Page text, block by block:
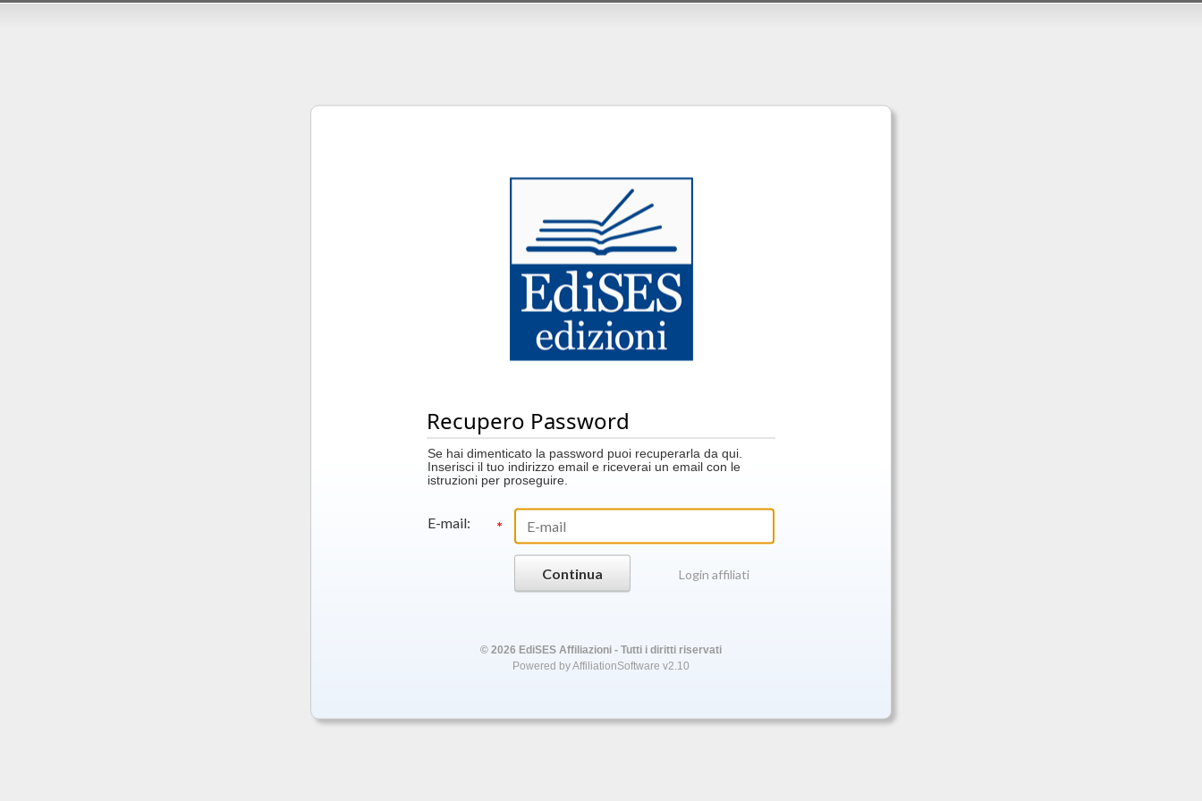
Recupero Password
Se hai dimenticato la password puoi recuperarla da qui.
Inserisci il tuo indirizzo email e riceverai un email con le
istruzioni per proseguire.
E-mail: *
Login affiliati
© 2026 EdiSES Affiliazioni - Tutti i diritti riservati
Powered by AffiliationSoftware v2.10